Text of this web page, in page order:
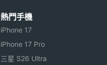
熱門手機
iPhone 17
iPhone 17 Pro
三星 S26 Ultra